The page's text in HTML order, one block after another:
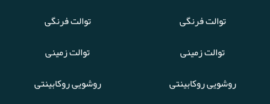
توالت فرنگی
توالت زمینی
روشویی روکابینتی
توالت فرنگی
توالت زمینی
روشویی روکابینتی